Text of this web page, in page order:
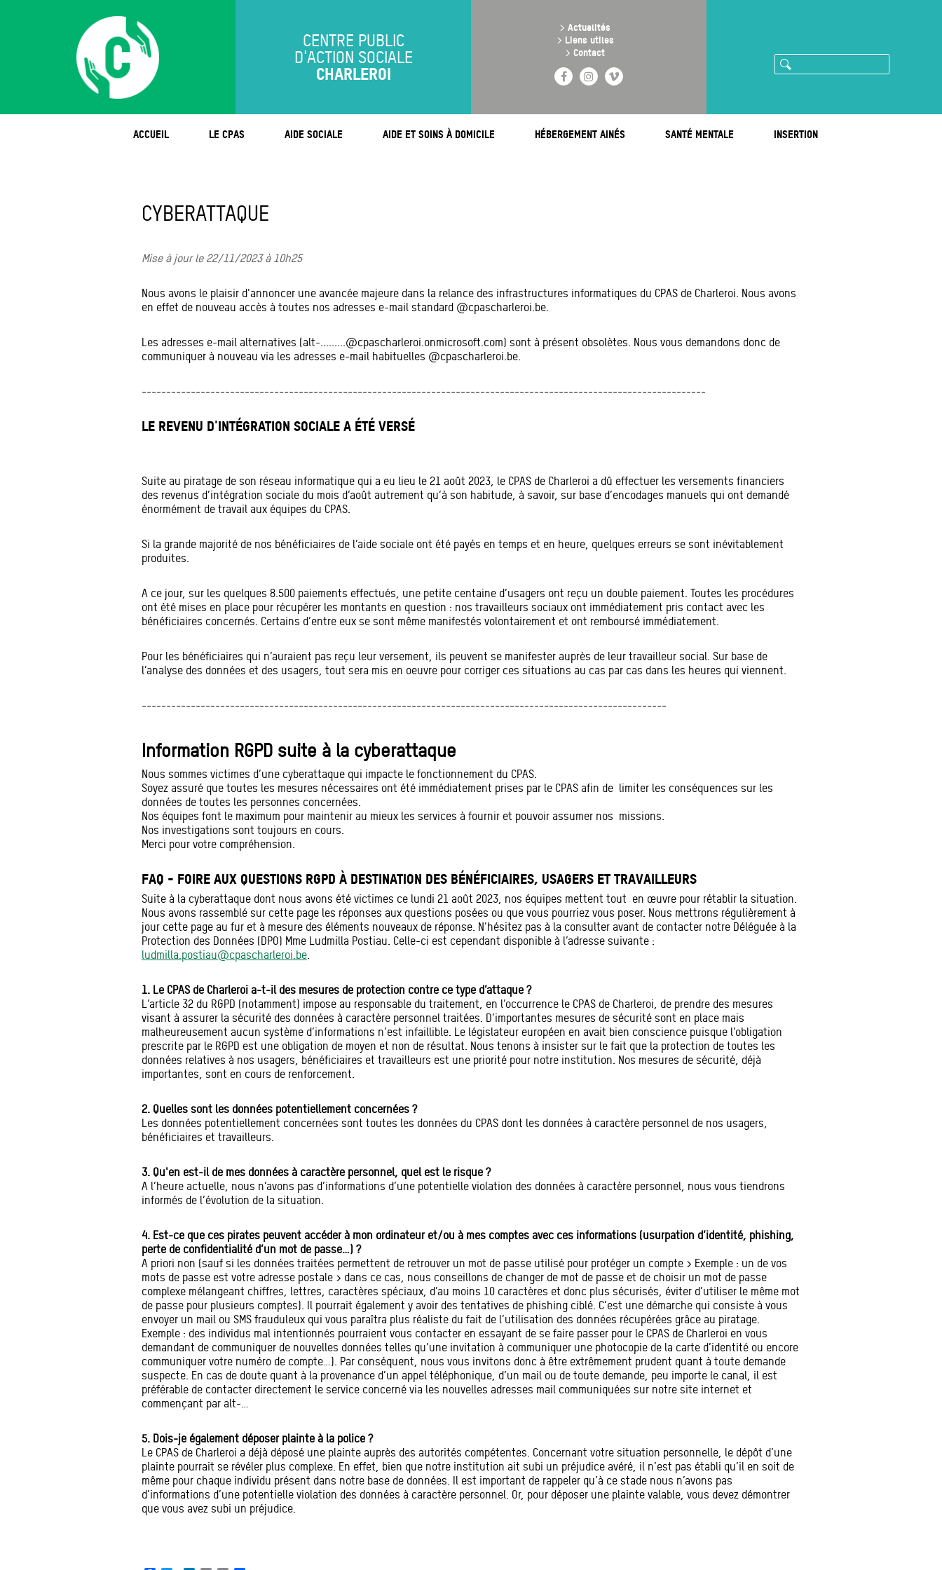
CENTRE PUBLIC
D'ACTION SOCIALE
CHARLEROI
> Actualités
> Liens utiles
> Contact
FacebookInstagram
Vimeo
Rechercher
ACCUEIL LE CPAS AIDE SOCIALE AIDE ET SOINS À DOMICILE HÉBERGEMENT AINÉS SANTÉ MENTALE INSERTION
CYBERATTAQUE
Mise à jour le 22/11/2023 à 10h25
Nous avons le plaisir d'annoncer une avancée majeure dans la relance des infrastructures informatiques du CPAS de Charleroi. Nous avons
en effet de nouveau accès à toutes nos adresses e-mail standard @cpascharleroi.be.
Les adresses e-mail alternatives (alt-.........@cpascharleroi.onmicrosoft.com) sont à présent obsolètes. Nous vous demandons donc de
communiquer à nouveau via les adresses e-mail habituelles @cpascharleroi.be.
-------------------------------------------------------------------------------------------------------------------
LE REVENU D'INTÉGRATION SOCIALE A ÉTÉ VERSÉ
Suite au piratage de son réseau informatique qui a eu lieu le 21 août 2023, le CPAS de Charleroi a dû effectuer les versements financiers
des revenus d’intégration sociale du mois d’août autrement qu’à son habitude, à savoir, sur base d’encodages manuels qui ont demandé
énormément de travail aux équipes du CPAS.
Si la grande majorité de nos bénéficiaires de l’aide sociale ont été payés en temps et en heure, quelques erreurs se sont inévitablement
produites.
A ce jour, sur les quelques 8.500 paiements effectués, une petite centaine d’usagers ont reçu un double paiement. Toutes les procédures
ont été mises en place pour récupérer les montants en question : nos travailleurs sociaux ont immédiatement pris contact avec les
bénéficiaires concernés. Certains d’entre eux se sont même manifestés volontairement et ont remboursé immédiatement.
Pour les bénéficiaires qui n’auraient pas reçu leur versement, ils peuvent se manifester auprès de leur travailleur social. Sur base de
l’analyse des données et des usagers, tout sera mis en oeuvre pour corriger ces situations au cas par cas dans les heures qui viennent.
-----------------------------------------------------------------------------------------------------------
Information RGPD suite à la cyberattaque
Nous sommes victimes d’une cyberattaque qui impacte le fonctionnement du CPAS.
Soyez assuré que toutes les mesures nécessaires ont été immédiatement prises par le CPAS afin de limiter les conséquences sur les
données de toutes les personnes concernées.
Nos équipes font le maximum pour maintenir au mieux les services à fournir et pouvoir assumer nos missions.
Nos investigations sont toujours en cours.
Merci pour votre compréhension.
FAQ - FOIRE AUX QUESTIONS RGPD À DESTINATION DES BÉNÉFICIAIRES, USAGERS ET TRAVAILLEURS
Suite à la cyberattaque dont nous avons été victimes ce lundi 21 août 2023, nos équipes mettent tout en œuvre pour rétablir la situation.
Nous avons rassemblé sur cette page les réponses aux questions posées ou que vous pourriez vous poser. Nous mettrons régulièrement à
jour cette page au fur et à mesure des éléments nouveaux de réponse. N'hésitez pas à la consulter avant de contacter notre Déléguée à la
Protection des Données (DPO) Mme Ludmilla Postiau. Celle-ci est cependant disponible à l’adresse suivante :
ludmilla.postiau@cpascharleroi.be.
1. Le CPAS de Charleroi a-t-il des mesures de protection contre ce type d’attaque ?
L’article 32 du RGPD (notamment) impose au responsable du traitement, en l’occurrence le CPAS de Charleroi, de prendre des mesures
visant à assurer la sécurité des données à caractère personnel traitées. D’importantes mesures de sécurité sont en place mais
malheureusement aucun système d’informations n’est infaillible. Le législateur européen en avait bien conscience puisque l’obligation
prescrite par le RGPD est une obligation de moyen et non de résultat. Nous tenons à insister sur le fait que la protection de toutes les
données relatives à nos usagers, bénéficiaires et travailleurs est une priorité pour notre institution. Nos mesures de sécurité, déjà
importantes, sont en cours de renforcement.
2. Quelles sont les données potentiellement concernées ?
Les données potentiellement concernées sont toutes les données du CPAS dont les données à caractère personnel de nos usagers,
bénéficiaires et travailleurs.
3. Qu'en est-il de mes données à caractère personnel, quel est le risque ?
A l’heure actuelle, nous n’avons pas d’informations d’une potentielle violation des données à caractère personnel, nous vous tiendrons
informés de l’évolution de la situation.
4. Est-ce que ces pirates peuvent accéder à mon ordinateur et/ou à mes comptes avec ces informations (usurpation d’identité, phishing,
perte de confidentialité d’un mot de passe…) ?
A priori non (sauf si les données traitées permettent de retrouver un mot de passe utilisé pour protéger un compte > Exemple : un de vos
mots de passe est votre adresse postale > dans ce cas, nous conseillons de changer de mot de passe et de choisir un mot de passe
complexe mélangeant chiffres, lettres, caractères spéciaux, d’au moins 10 caractères et donc plus sécurisés, éviter d’utiliser le même mot
de passe pour plusieurs comptes). Il pourrait également y avoir des tentatives de phishing ciblé. C’est une démarche qui consiste à vous
envoyer un mail ou SMS frauduleux qui vous paraîtra plus réaliste du fait de l’utilisation des données récupérées grâce au piratage.
Exemple : des individus mal intentionnés pourraient vous contacter en essayant de se faire passer pour le CPAS de Charleroi en vous
demandant de communiquer de nouvelles données telles qu’une invitation à communiquer une photocopie de la carte d’identité ou encore
communiquer votre numéro de compte…). Par conséquent, nous vous invitons donc à être extrêmement prudent quant à toute demande
suspecte. En cas de doute quant à la provenance d’un appel téléphonique, d’un mail ou de toute demande, peu importe le canal, il est
préférable de contacter directement le service concerné via les nouvelles adresses mail communiquées sur notre site internet et
commençant par alt-…
5. Dois-je également déposer plainte à la police ?
Le CPAS de Charleroi a déjà déposé une plainte auprès des autorités compétentes. Concernant votre situation personnelle, le dépôt d’une
plainte pourrait se révéler plus complexe. En effet, bien que notre institution ait subi un préjudice avéré, il n’est pas établi qu’il en soit de
même pour chaque individu présent dans notre base de données. Il est important de rappeler qu’à ce stade nous n’avons pas
d’informations d’une potentielle violation des données à caractère personnel. Or, pour déposer une plainte valable, vous devez démontrer
que vous avez subi un préjudice.